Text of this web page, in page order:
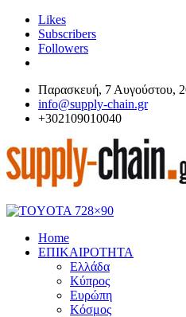
Likes
Subscribers
Followers
Παρασκευή, 7 Αυγούστου,
info@supply-chain.gr
+302109010040
Home
ΕΠΙΚΑΙΡΟΤΗΤΑ
Ελλάδα
Κύπρος
Ευρώπη
Κόσμος